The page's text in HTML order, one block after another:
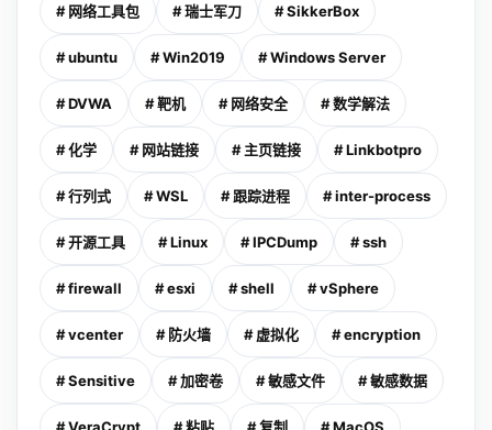
# 网络工具包 # 瑞士军刀 # SikkerBox
# ubuntu # Win2019 # Windows Server
# DVWA # 靶机 # 网络安全 # 数学解法
# 化学 # 网站链接 # 主页链接 # Linkbotpro
# 行列式 # WSL # 跟踪进程 # inter-process
# 开源工具 # Linux # IPCDump # ssh
# firewall # esxi # shell # vSphere
# vcenter # 防火墙 # 虚拟化 # encryption
# Sensitive # 加密卷 # 敏感文件 # 敏感数据